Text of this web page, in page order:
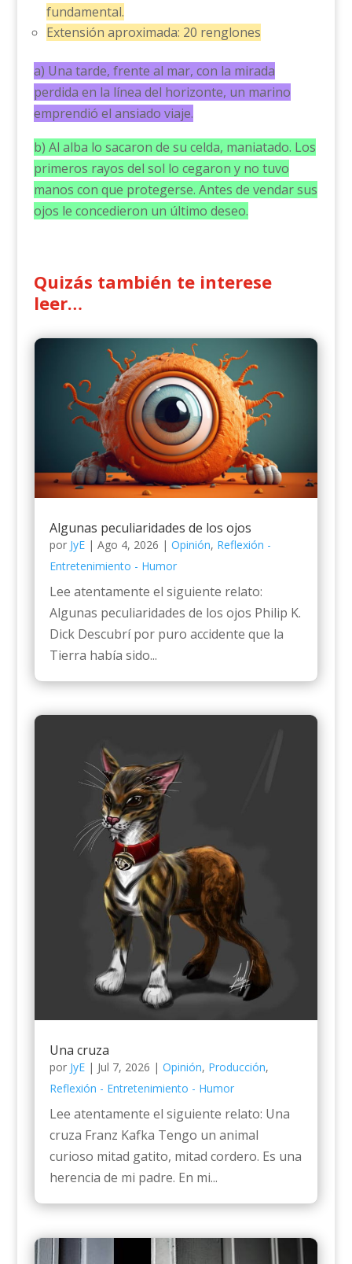
fundamental.
Extensión aproximada: 20 renglones
a) Una tarde, frente al mar, con la mirada
perdida en la línea del horizonte, un marino
emprendió el ansiado viaje.
b) Al alba lo sacaron de su celda, maniatado. Los
primeros rayos del sol lo cegaron y no tuvo
manos con que protegerse. Antes de vendar sus
ojos le concedieron un último deseo.
Quizás también te interese
leer…
Algunas peculiaridades de los ojos
por JyE| Ago 4, 2026 | Opinión, Reflexión -
Entretenimiento - Humor
Lee atentamente el siguiente relato:
Algunas peculiaridades de los ojos Philip K.
Dick Descubrí por puro accidente que la
Tierra había sido...
Una cruza
por JyE| Jul 7, 2026 | Opinión, Producción,
Reflexión - Entretenimiento - Humor
Lee atentamente el siguiente relato: Una
cruza Franz Kafka Tengo un animal
curioso mitad gatito, mitad cordero. Es una
herencia de mi padre. En mi...